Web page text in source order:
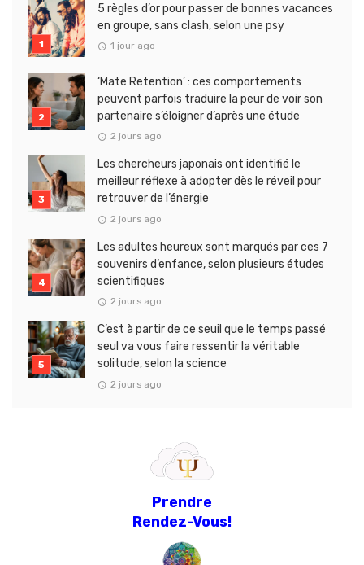
5 règles d’or pour passer de bonnes vacances
en groupe, sans clash, selon une psy
1 jour ago
‘Mate Retention’ : ces comportements
peuvent parfois traduire la peur de voir son
partenaire s’éloigner d’après une étude
2 jours ago
Les chercheurs japonais ont identifié le
meilleur réflexe à adopter dès le réveil pour
retrouver de l’énergie
2 jours ago
Les adultes heureux sont marqués par ces 7
souvenirs d’enfance, selon plusieurs études
scientifiques
2 jours ago
C’est à partir de ce seuil que le temps passé
seul va vous faire ressentir la véritable
solitude, selon la science
2 jours ago
Prendre
Rendez-Vous!